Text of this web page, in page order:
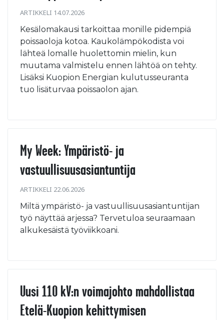
ARTIKKELI 14.07.2026
Kesälomakausi tarkoittaa monille pidempiä
poissaoloja kotoa. Kaukolämpökodista voi
lähteä lomalle huolettomin mielin, kun
muutama valmistelu ennen lähtöä on tehty.
Lisäksi Kuopion Energian kulutusseuranta
tuo lisäturvaa poissaolon ajan.
My Week: Ympäristö- ja
vastuullisuusasiantuntija
ARTIKKELI 22.06.2026
Miltä ympäristö- ja vastuullisuusasiantuntijan
työ näyttää arjessa? Tervetuloa seuraamaan
alkukesäistä työviikkoani.
Uusi 110 kV:n voimajohto mahdollistaa
Etelä-Kuopion kehittymisen